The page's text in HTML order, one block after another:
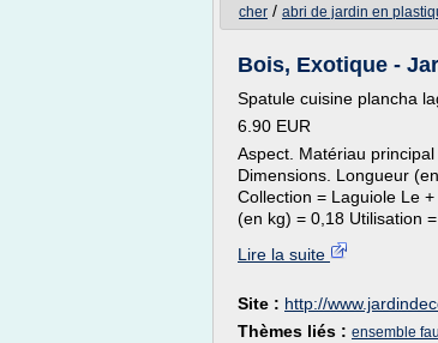
cher / abri de jardin en
Bois, Exotique -
Spatule cuisine plancha
6.90 EUR
Aspect. Matériau
Dimensions. Longueur
Collection = Laguiole Le
(en kg) = 0,18 Utilisation
Lire la suite
Site : http://
Thèmes liés : ensemble